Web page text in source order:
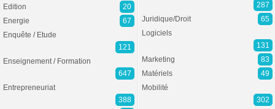
Edition
20
Energie
67
Enquête / Etude
121
Enseignement / Formation
647
Entrepreneuriat
388
287
Juridique/Droit
65
Logiciels
131
Marketing
83
Matériels
49
Mobilité
302